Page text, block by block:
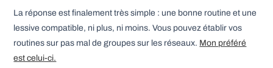
La réponse est finalement très simple : une bonne routine et une
lessive compatible, ni plus, ni moins. Vous pouvez établir vos
routines sur pas mal de groupes sur les réseaux. Mon préféré
est celui-ci.